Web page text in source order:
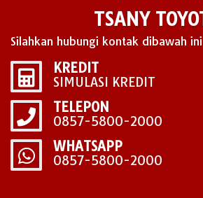
TSANY
Silahkan hubungi kontak dibawah
KREDIT
SIMULASI KREDIT
TELEPON
0857-5800-2000
WHATSAPP
0857-5800-2000